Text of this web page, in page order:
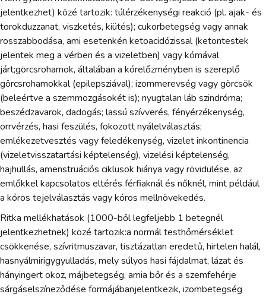
jelentkezhet) közé tartozik: túlérzékenységi reakció (pl. ajak- és
torokduzzanat, viszketés, kiütés); cukorbetegség vagy annak
rosszabbodása, ami esetenkén ketoacidózissal (ketontestek
jelentek meg a vérben és a vizeletben) vagy kómával
járt;görcsrohamok, általában a kórelőzményben is szereplő
görcsrohamokkal (epilepsziával); izommerevség vagy görcsök
(beleértve a szemmozgásokét is); nyugtalan láb szindróma;
beszédzavarok, dadogás; lassú szívverés, fényérzékenység,
orrvérzés, hasi feszülés, fokozott nyálelválasztás;
emlékezetvesztés vagy feledékenység, vizelet inkontinencia
(vizeletvisszatartási képtelenség), vizelési képtelenség,
hajhullás, amenstruációs ciklusok hiánya vagy rövidülése, az
emlőkkel kapcsolatos eltérés férfiaknál és nőknél, mint például
a kóros tejelválasztás vagy kóros mellnövekedés.
Ritka mellékhatások (1000-ből legfeljebb 1 betegnél
jelentkezhetnek) közé tartozik:a normál testhőmérséklet
csökkenése, szívritmuszavar, tisztázatlan eredetű, hirtelen halál,
hasnyálmirigygyulladás, mely súlyos hasi fájdalmat, lázat és
hányingert okoz, májbetegség, amia bőr és a szemfehérje
sárgáselszíneződése formájábanjelentkezik, izombetegség